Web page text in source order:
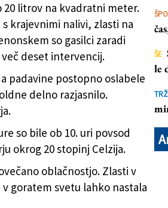
litrov na kvadratni meter.
krajevnimi nalivi, zlasti na
so gasilci zaradi
deset intervencij.
padavine postopno oslabele
delno razjasnilo.
so bile ob 10. uri povsod
okrog 20 stopinj Celzija.
oblačnostjo. Zlasti v
goratem svetu lahko nastala
ŠE
le